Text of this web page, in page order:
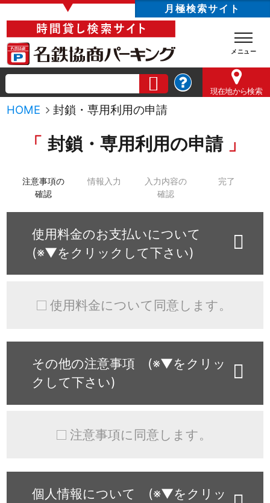
▼ 月極検索サイト
現在地から検索
HOME 封鎖・専用利用の申請
封鎖・専用利用の申請
注意事項の
確認
情報入力
入力内容の
確認
完了
使用料金のお支払いについて
(※▼をクリックして下さい)
使用料金について同意します。
その他の注意事項 (※▼をクリッ
クして下さい)
注意事項に同意します。
個人情報について (※▼をクリッ